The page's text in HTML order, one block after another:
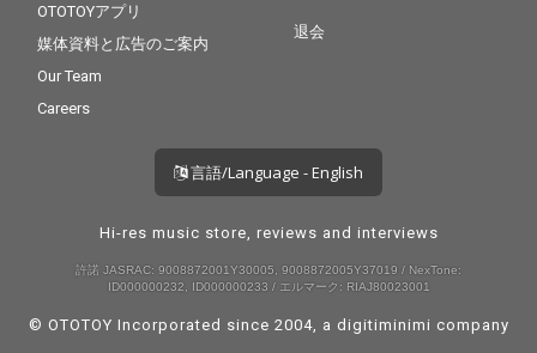
OTOTOYアプリ
媒体資料と広告のご案内
Our Team
Careers
退会
言語/Language - English
Hi-res music store, reviews and interviews
許諾 JASRAC: 9008872001Y30005, 9008872005Y37019 / NexTone:
ID000000232, ID000000233 / エルマーク: RIAJ80023001
© OTOTOY Incorporated since 2004, a digitiminimi company